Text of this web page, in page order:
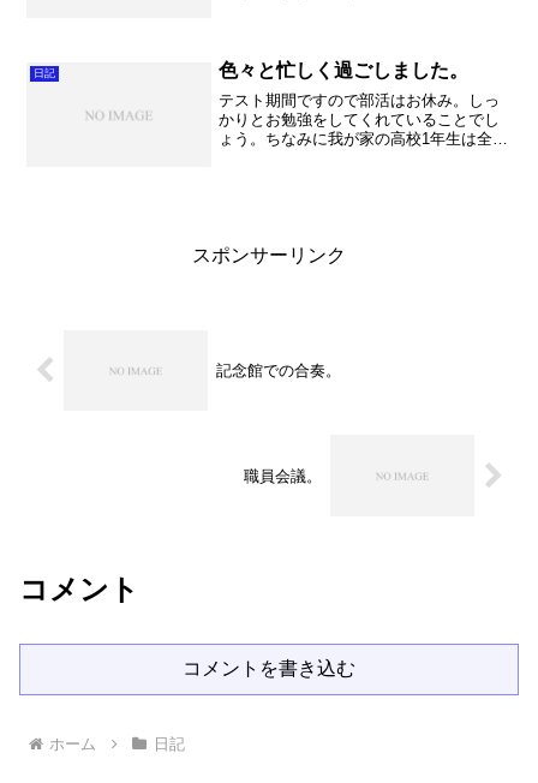
活動紹介。 全ての部活...
日記 色々と忙しく過ごしました。
テスト期間ですので部活はお休み。しっ
かりとお勉強をしてくれていることでし
ょう。ちなみに我が家の高校1年生は全く
スポンサーリンク
記念館での合奏。
職員会議。
コメント
コメントを書き込む
ホーム 日記